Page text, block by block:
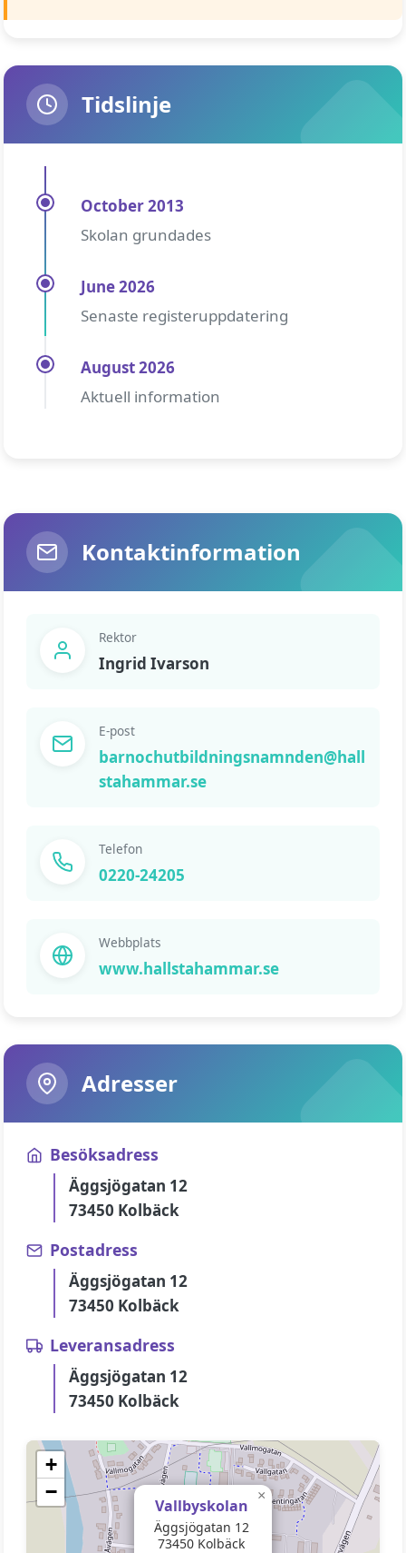
Tidslinje
October 2013
Skolan grundades
June 2026
Senaste registeruppdatering
August 2026
Aktuell information
Kontaktinformation
Rektor
Ingrid Ivarson
E-post
barnochutbildningsnamnden@hall
stahammar.se
Telefon
0220-24205
Webbplats
www.hallstahammar.se
Adresser
Besöksadress
Äggsjögatan 12
73450 Kolbäck
Postadress
Äggsjögatan 12
73450 Kolbäck
Leveransadress
Äggsjögatan 12
73450 Kolbäck
Vallbyskolan
Äggsjögatan 12
73450 Kolbäck
×
+
−